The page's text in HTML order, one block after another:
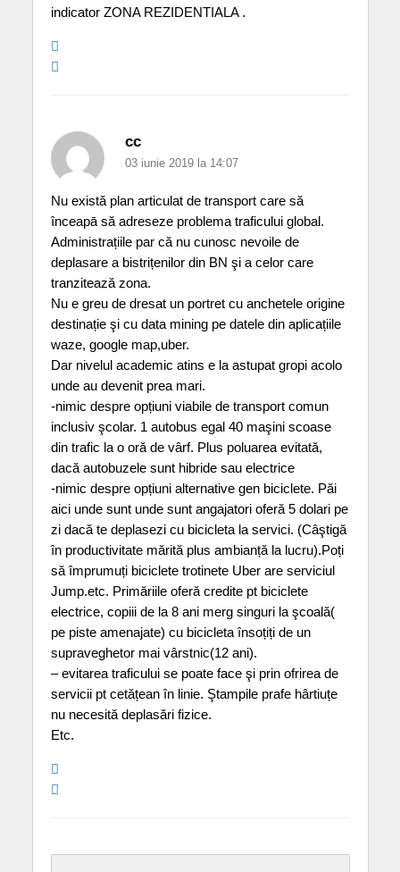
indicator ZONA REZIDENTIALA .
cc
03 iunie 2019 la 14:07
Nu există plan articulat de transport care să
înceapā să adreseze problema traficului global.
Administrațiile par că nu cunosc nevoile de
deplasare a bistrițenilor din BN şi a celor care
tranzitează zona.
Nu e greu de dresat un portret cu anchetele origine
destinație şi cu data mining pe datele din aplicațiile
waze, google map,uber.
Dar nivelul academic atins e la astupat gropi acolo
unde au devenit prea mari.
-nimic despre opțiuni viabile de transport comun
inclusiv şcolar. 1 autobus egal 40 maşini scoase
din trafic la o oră de vârf. Plus poluarea evitată,
dacă autobuzele sunt hibride sau electrice
-nimic despre opțiuni alternative gen biciclete. Păi
aici unde sunt unde sunt angajatori oferă 5 dolari pe
zi dacă te deplasezi cu bicicleta la servici. (Câştigă
în productivitate mărită plus ambianță la lucru).Poți
să împrumuți biciclete trotinete Uber are serviciul
Jump.etc. Primăriile oferă credite pt biciclete
electrice, copiii de la 8 ani merg singuri la şcoală(
pe piste amenajate) cu bicicleta însoțiți de un
supraveghetor mai vârstnic(12 ani).
– evitarea traficului se poate face şi prin ofrirea de
servicii pt cetățean în linie. Ştampile prafe hârtiuțe
nu necesită deplasări fizice.
Etc.